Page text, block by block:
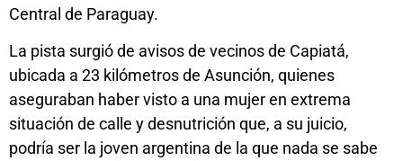
Central de Paraguay.
La pista surgió de avisos de vecinos de Capiatá,
ubicada a 23 kilómetros de Asunción, quienes
aseguraban haber visto a una mujer en extrema
situación de calle y desnutrición que, a su juicio,
podría ser la joven argentina de la que nada se sabe